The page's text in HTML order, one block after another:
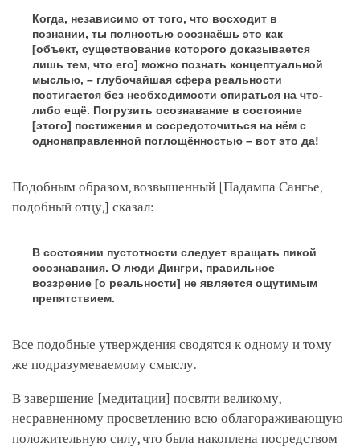
Когда, независимо от того, что восходит в
познании, ты полностью осознаёшь это как
[объект, существование которого доказывается
лишь тем, что его] можно познать концептуальной
мыслью, – глубочайшая сфера реальности
постигается без необходимости опираться на что-
либо ещё. Погрузить осознавание в состояние
[этого] постижения и сосредоточиться на нём с
однонаправленной поглощённостью – вот это да!
Подобным образом, возвышенный [Падампа Сангье,
подобный отцу,] сказал:
В состоянии пустотности следует вращать пикой
осознавания. О люди Дингри, правильное
воззрение [о реальности] не является ощутимым
препятствием.
Все подобные утверждения сводятся к одному и тому
же подразумеваемому смыслу.
В завершение [медитации] посвяти великому,
несравненному просветлению всю облагораживающую
положительную силу, что была накоплена посредством